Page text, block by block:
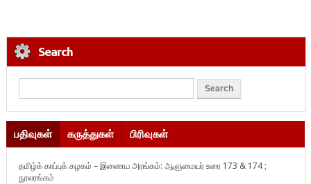
Search
பதிவுகள் கருத்துகள் பிரிவுகள்
தமிழ்க் காப்புக் கழகம் – இணைய அரங்கம்: ஆளுமையர் உரை 173 & 174 ;
நூலரங்கம்